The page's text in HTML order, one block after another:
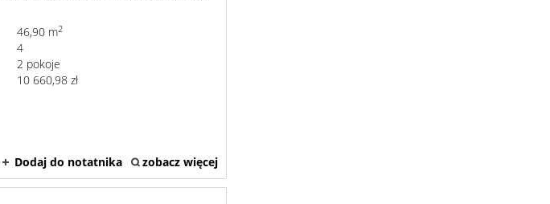
46,90 m2
4
2 pokoje
10 660,98 zł
Dodaj do notatnika zobacz więcej